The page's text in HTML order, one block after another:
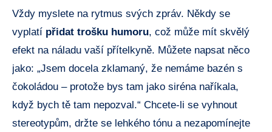
Vždy myslete na rytmus svých zpráv. Někdy se
vyplatí přidat trošku humoru, což může mít skvělý
efekt na náladu vaší přítelkyně. Můžete napsat něco
jako: „Jsem docela zklamaný, že nemáme bazén s
čokoládou – protože bys tam jako siréna naříkala,
když bych tě tam nepozval.“ Chcete-li se vyhnout
stereotypům, držte se lehkého tónu a nezapomínejte